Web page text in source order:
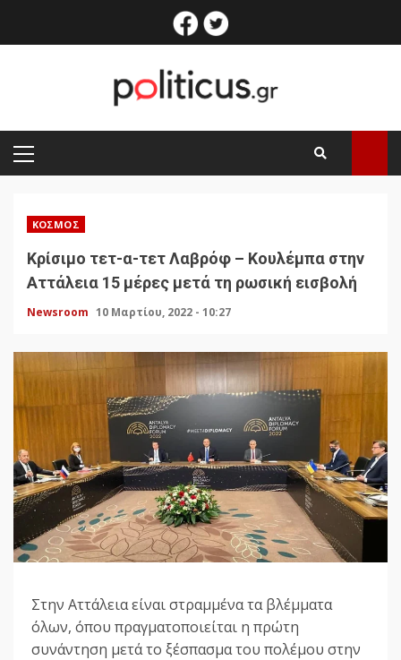
facebook
PRIMARY
MENU
ΚΌΣΜΟΣ
Κρίσιμο τετ-α-τετ Λαβρόφ – Κουλέμπα στην
Αττάλεια 15 μέρες μετά τη ρωσική εισβολή
Newsroom 10 Μαρτίου, 2022 - 10:27
Στην Αττάλεια είναι στραμμένα τα βλέμματα
όλων, όπου πραγματοποιείται η πρώτη
συνάντηση μετά το ξέσπασμα του πολέμου στην